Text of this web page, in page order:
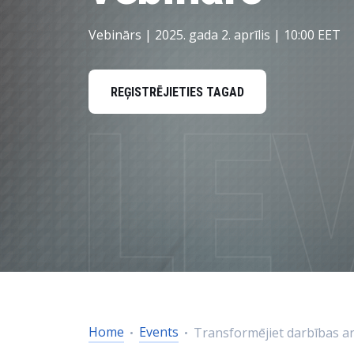
Data and Analytics
Sustainability Management
Vebinārs | 2025. gada 2. aprīlis | 10:00 EET
REĢISTRĒJIETIES TAGAD
Home Events Transformējiet darbības